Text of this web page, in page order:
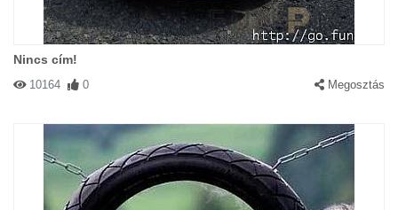
Nincs cím!
10164 0 Megosztás